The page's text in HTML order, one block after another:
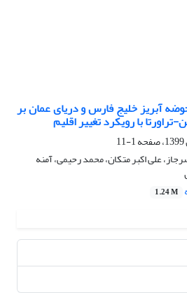
آبریز خلیج فارس و دریای عمان بر
با رویکرد تغییر اقلیم
1-11
علی اکبر متکان، محمد رحیمی، آمنه
1.24 M